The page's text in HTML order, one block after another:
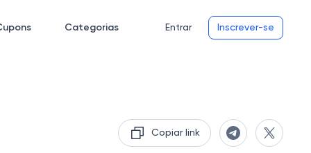
Categorias Entrar Inscrever-se
Copiar link